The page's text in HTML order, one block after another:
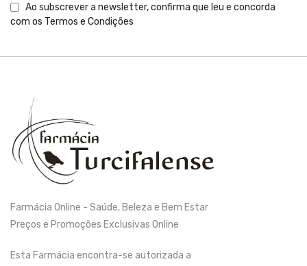
Ao subscrever a newsletter, confirma que leu e concorda
com os Termos e Condições
Farmácia Online - Saúde, Beleza e Bem Estar
Preços e Promoções Exclusivas Online
Esta Farmácia encontra-se autorizada a